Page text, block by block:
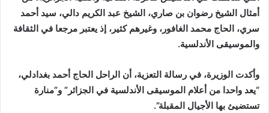
أمثال الشيخ رضوان بن صاري، الشيخ عبد الكريم دالي، سيد أحمد
سري، الحاج محمد الغافور، وغيرهم كثير، إذ يعتبر مرجعا في الثقافة
والموسيقى الأندلسية.
وأكدت الوزيرة، في رسالة التعزية، أن الراحل الحاج أحمد بغدادلي،
“يعد واحدا من أعلام الموسيقى الأندلسية في الجزائر” و”منارة
تستضيئ بها الأجيال المقبلة”.